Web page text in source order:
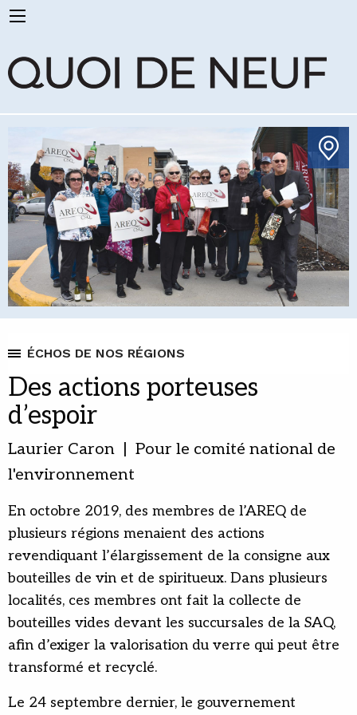
ÉCHOS DE NOS RÉGIONS
Des actions porteuses
d’espoir
Laurier Caron | Pour le comité national de
l'environnement
En octobre 2019, des membres de l’AREQ de
plusieurs régions menaient des actions
revendiquant l’élargissement de la consigne aux
bouteilles de vin et de spiritueux. Dans plusieurs
localités, ces membres ont fait la collecte de
bouteilles vides devant les succursales de la SAQ,
afin d’exiger la valorisation du verre qui peut être
transformé et recyclé.
Le 24 septembre dernier, le gouvernement